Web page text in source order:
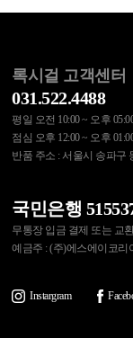
록시걸 고객센터
031.522.4488
평일 오전 10:00 ~ 오후
점심 오후 12:00 ~ 오후
반품 주소 : 서울시 송파구
국민은행
무통장 입금 결제 또는 교
예금주 : (주)에스에이코리
Instargram